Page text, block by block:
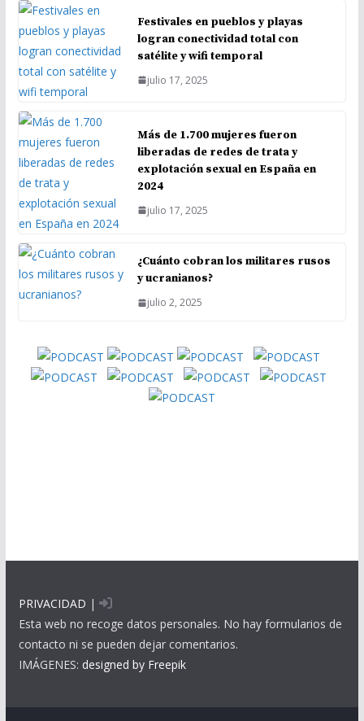
Festivales en pueblos y playas
logran conectividad total con
satélite y wifi temporal
julio 17, 2025
Más de 1.700 mujeres fueron
liberadas de redes de trata y
explotación sexual en España en
2024
julio 17, 2025
¿Cuánto cobran los militares rusos
y ucranianos?
julio 2, 2025
PRIVACIDAD |
Esta web no recoge datos personales. No hay formularios de
contacto ni se pueden dejar comentarios.
IMÁGENES: designed by Freepik